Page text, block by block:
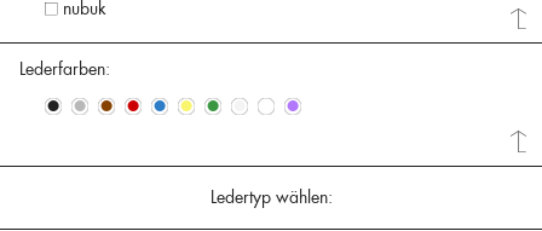
nubuk
Lederfarben:
• • • • • • • • • •
Ledertyp wählen: